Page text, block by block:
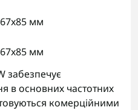
мм
мм
забезпечує
в основних частотних
комерційними